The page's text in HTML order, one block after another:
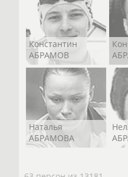
Константин
АБРАМОВ
Наталья
АБРАМОВА